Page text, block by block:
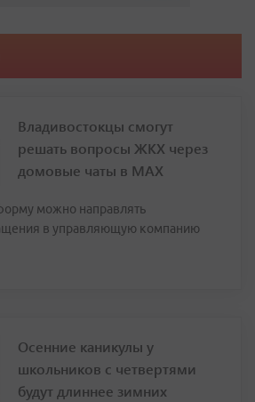
Владивостокцы смогут
решать вопросы ЖКХ через
домовые чаты в МАХ
можно направлять
в управляющую компанию
Осенние каникулы у
школьников с четвертями
будут длиннее зимних